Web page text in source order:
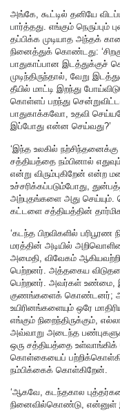
அங்கே, கூட்டில் தனியே
பார்த்தது. எங்கும் நெருப்பும்
தப்பிக்க முடியாத அந்தக்
நினைத்துக் கொண்டது:
பாதுகாப்பான இடத்துக்குச்
முடிந்திருந்தால், வேறு
தீயில் மாட்டி இறந்து
கொள்ளப் பறந்து
பாதுகாக்கவோ, உதவி
இப்போது என்ன செய்வது?’
‘இந்த உலகில்
சத்தியத்தை நம்பினால்
என்று விரும்புகிறேன் என்ற
உச்சரிக்கப்படும்போது,
அற்புதங்களை அது
கட்டளை சத்தியத்தின்
‘கடந்த பிறவிகளில்
மரத்தின் அடியில்
அமைதி, விவேகம் ஆகியவற்றின்
பெற்றனர். அத்தகைய
பெற்றனர். அவர்கள் உண்மை,
குணங்களைக் கொண்டனர்;
உயிரினங்களையும் ஒரே
எங்கும் நிறைந்திருக்கும்,
அவ்வாறு அடைந்த
ஒரு சத்தியத்தை
கொள்கையைப்
நம்பிக்கைக் கொள்கிறேன்.
‘ஆகவே, கடந்தகால
நினைவில்கொண்டு, என்னுள்